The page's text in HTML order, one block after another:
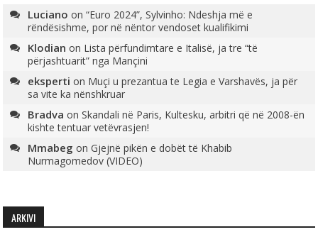
Luciano on“Euro 2024”, Sylvinho: Ndeshja më e
rëndësishme, por në nëntor vendoset kualifikimi
Klodian on Lista përfundimtare e Italisë, ja tre “të
përjashtuarit” nga Mançini
eksperti on Muçi u prezantua te Legia e Varshavës, ja për
sa vite ka nënshkruar
Bradva onSkandali në Paris, Kultesku, arbitri që në 2008-ën
kishte tentuar vetëvrasjen!
Mmabeg onGjejnë pikën e dobët të Khabib
Nurmagomedov (VIDEO)
ARKIVI